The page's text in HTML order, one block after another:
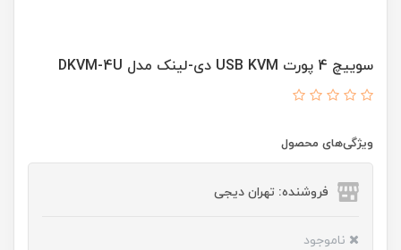
سوییچ 4 پورت USB KVM دی-لینک مدل DKVM-4U
ویژگی‌های محصول
فروشنده: تهران دیجی
ناموجود